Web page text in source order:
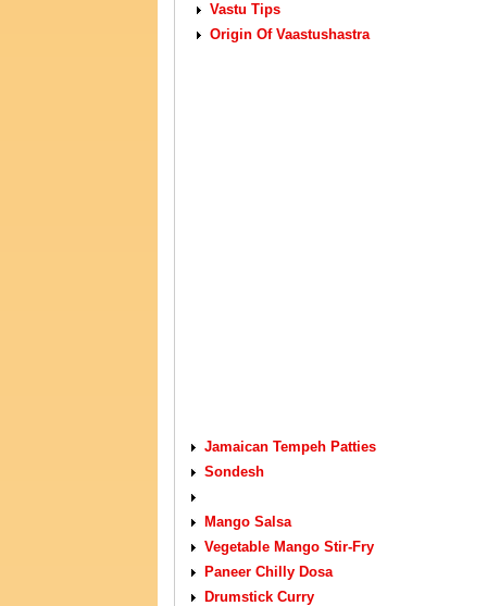
Vastu Tips
Origin Of Vaastushastra
Jamaican Tempeh Patties
Sondesh
Mango Salsa
Vegetable Mango Stir-Fry
Paneer Chilly Dosa
Drumstick Curry